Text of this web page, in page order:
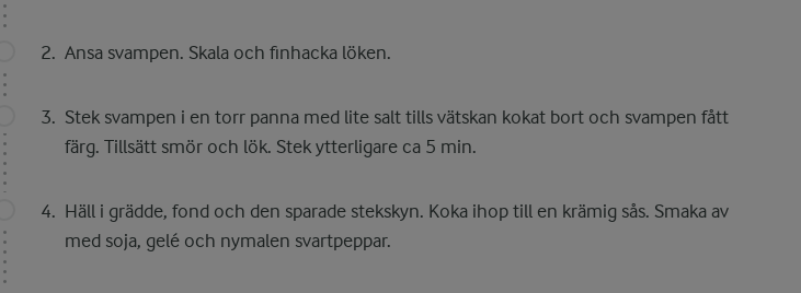
Ansa svampen. Skala och finhacka löken.
Stek svampen i en torr panna med lite salt tills vätskan kokat bort och svampen fått
färg. Tillsätt smör och lök. Stek ytterligare ca 5 min.
Häll i grädde, fond och den sparade stekskyn. Koka ihop till en krämig sås. Smaka av
med soja, gelé och nymalen svartpeppar.